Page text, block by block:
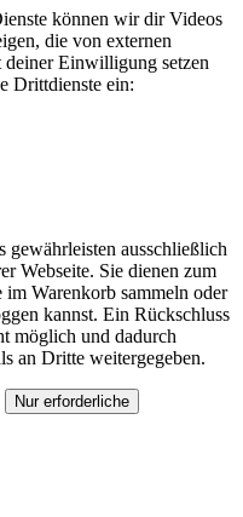
können wir dir Videos
die von externen
Einwilligung setzen
Drittdienste ein:
gewährleisten ausschließlich
Webseite. Sie dienen zum
Warenkorb sammeln oder
kannst. Ein Rückschluss
möglich und dadurch
an Dritte weitergegeben.
Nur erforderliche